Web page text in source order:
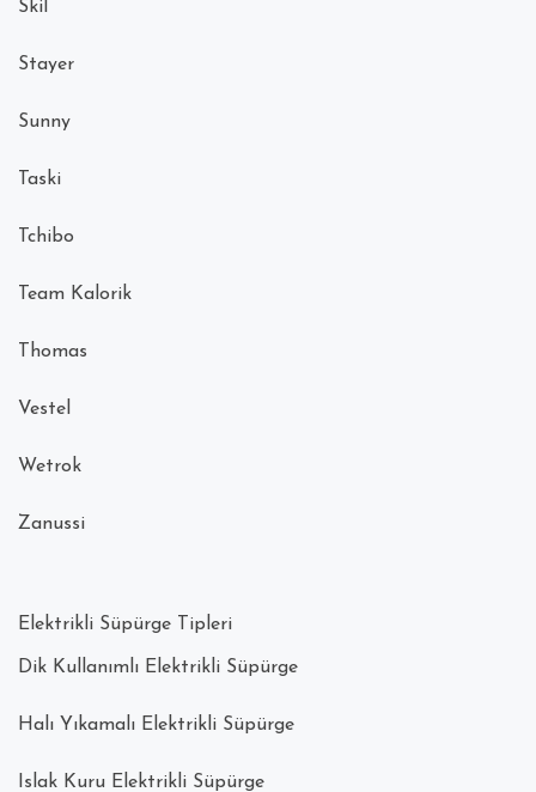
Skil
Stayer
Sunny
Taski
Tchibo
Team Kalorik
Thomas
Vestel
Wetrok
Zanussi
Elektrikli Süpürge Tipleri
Dik Kullanımlı Elektrikli Süpürge
Halı Yıkamalı Elektrikli Süpürge
Islak Kuru Elektrikli Süpürge